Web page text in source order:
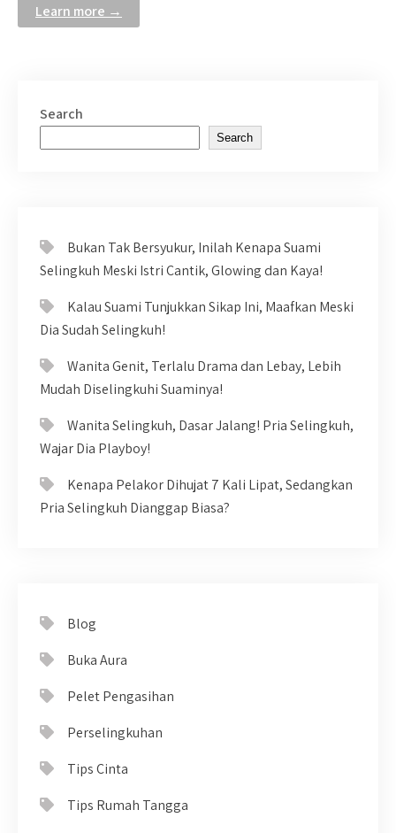
Learn more →
Search
Search
Bukan Tak Bersyukur, Inilah Kenapa Suami
Selingkuh Meski Istri Cantik, Glowing dan Kaya!
Kalau Suami Tunjukkan Sikap Ini, Maafkan Meski
Dia Sudah Selingkuh!
Wanita Genit, Terlalu Drama dan Lebay, Lebih
Mudah Diselingkuhi Suaminya!
Wanita Selingkuh, Dasar Jalang! Pria Selingkuh,
Wajar Dia Playboy!
Kenapa Pelakor Dihujat 7 Kali Lipat, Sedangkan
Pria Selingkuh Dianggap Biasa?
Blog
Buka Aura
Pelet Pengasihan
Perselingkuhan
Tips Cinta
Tips Rumah Tangga